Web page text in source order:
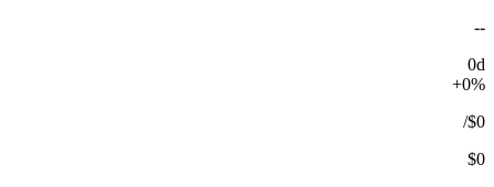
--
0d
+0%
$0
/
$0